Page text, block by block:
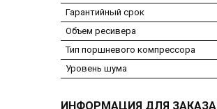
Гарантийный срок
Объем ресивера
Тип поршневого компрессора
Уровень шума
ИНФОРМАЦИЯ ДЛЯ ЗАКАЗА